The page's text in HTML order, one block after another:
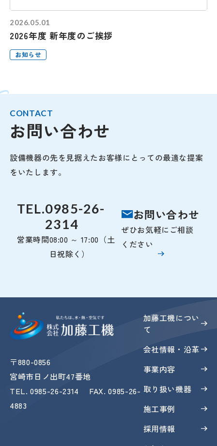
2026.05.01
2026年度 新年度のご挨拶
お知らせ
CONTACT
お問い合わせ
設備機器の先を見据えたお客様にとっての最適な提案
をいたします。
TEL.0985-26-
2314
営業時間08:00 ～ 17:00（土
日祝除く）
お問い合わせ
ぜひお気軽にご相談
ください
〒880-0856
宮崎市日ノ出町47番地
TEL.0985-26-2314 FAX. 0985-26-
4883
加藤工機につい
て
会社情報・沿革
事業内容
取り扱い機器
施工事例
採用情報